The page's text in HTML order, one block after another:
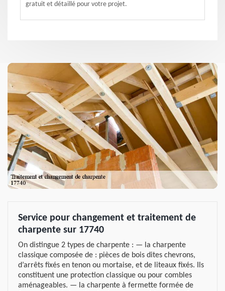
gratuit et détaillé pour votre projet.
Service pour changement et traitement de
charpente sur 17740
On distingue 2 types de charpente : — la charpente
classique composée de : pièces de bois dites chevrons,
d’arrêts fixés en tenon ou mortaise, et de liteaux fixés. Ils
constituent une protection classique ou pour combles
aménageables. — la charpente à fermette formée de